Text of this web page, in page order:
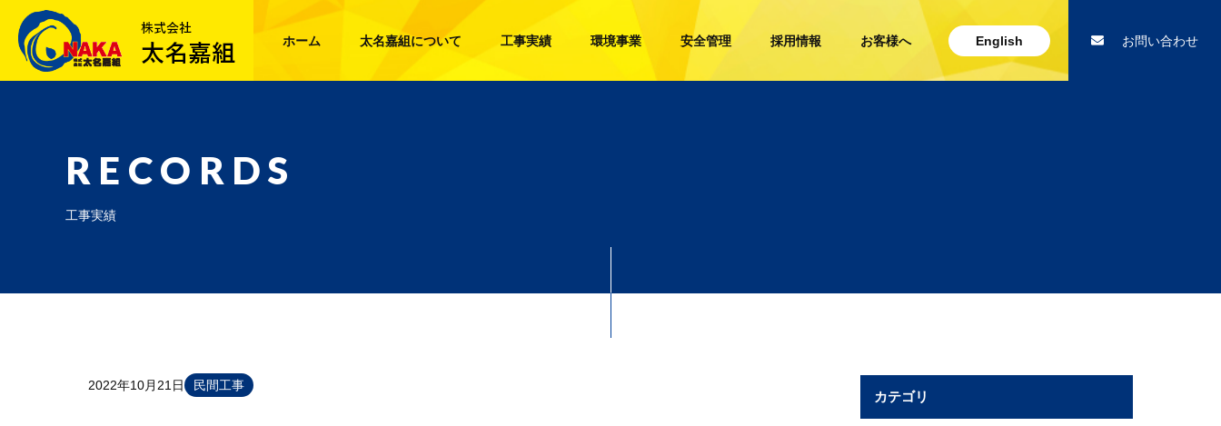
ホーム 太名嘉組について 工事実績 環境事業 安全管理 採用情報 お客様へ English お問い合わせ
RECORDS
工事実績
2022年10月21日 民間工事
カテゴリ